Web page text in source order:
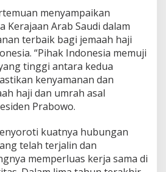
a
n
D
e
w
a
n
K
o
d
n
menyampaikan
Kerajaan Arab Saudi dalam
terbaik bagi jemaah haji
“Pihak Indonesia memuji
tinggi antara kedua
kenyamanan dan
haji dan umrah asal
Prabowo.
kuatnya hubungan
telah terjalin dan
memperluas kerja sama di